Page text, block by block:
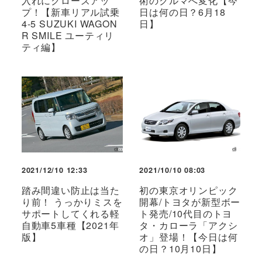
プ！【新車リアル試乗
4-5 SUZUKI WAGON
R SMILE ユーティリ
ティ編】
日は何の日？6月18
日】
2021/12/10 12:33
踏み間違い防止は当た
り前！ うっかりミスを
サポートしてくれる軽
自動車5車種【2021年
版】
2021/10/10 08:03
初の東京オリンピック
開幕/トヨタが新型ボー
ト発売/10代目のトヨ
タ・カローラ「アクシ
オ」登場！【今日は何
の日？10月10日】